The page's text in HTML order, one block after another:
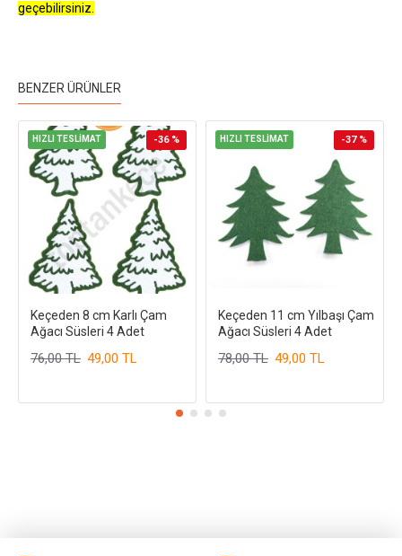
geçebilirsiniz.
BENZER ÜRÜNLER
HIZLI TESLİMAT -36 %
Keçeden 8 cm Karlı Çam
Ağacı Süsleri 4 Adet
49,00 TL
76,00 TL
HIZLI TESLİMAT -37 %
Keçeden 11 cm Yılbaşı Çam
Ağacı Süsleri 4 Adet
49,00 TL
78,00 TL